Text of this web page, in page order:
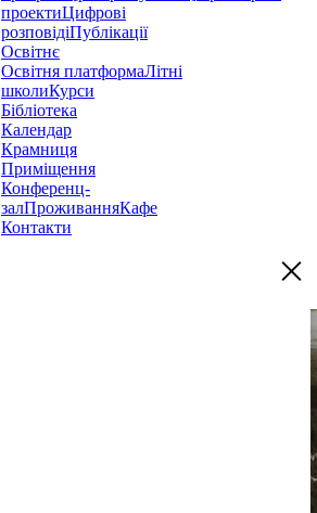
проектиЦифрові
розповідіПублікації
Освітнє
Освітня платформаЛітні
школиКурси
Бібліотека
Календар
Крамниця
Приміщення
Конференц-
залПроживанняКафе
Контакти